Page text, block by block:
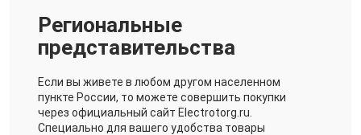
Региональные
представительства
Если вы живете в любом другом населенном
пункте России, то можете совершить покупки
через официальный сайт Electrotorg.ru.
Специально для вашего удобства товары